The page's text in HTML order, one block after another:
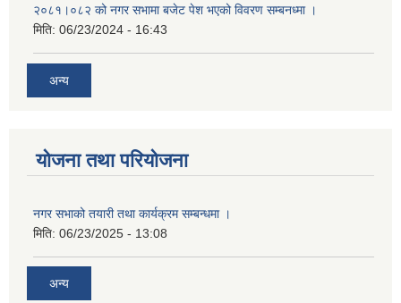
२०८१।०८२ को नगर सभामा बजेट पेश भएको विवरण सम्बनध्मा ।
मिति: 06/23/2024 - 16:43
अन्य
योजना तथा परियोजना
नगर सभाको तयारी तथा कार्यक्रम सम्बन्धमा ।
मिति: 06/23/2025 - 13:08
अन्य